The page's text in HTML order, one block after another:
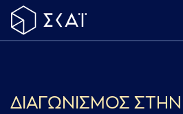
ΔΙΑΓΩΝΙΣΜΟΣ